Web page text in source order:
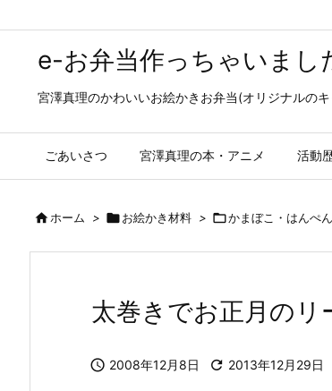
e-お弁当作っちゃいまし
宮澤真理のかわいいお絵かきお弁当(オリジナルの
ごあいさつ 宮澤真理の本・アニメ 活動
ホーム > お絵かき材料 > かまぼこ・はんぺん
太巻きでお正月のリ
 2008年12月8日  2013年12月29日